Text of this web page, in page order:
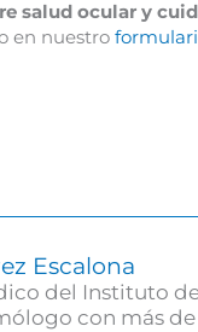
salud ocular y
en nuestro
Escalona
del Instituto
con más